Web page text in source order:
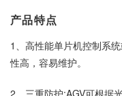
产品特点
1、高性能单片机控制系
性高，容易维护。
2、三重防护:AGV可根据